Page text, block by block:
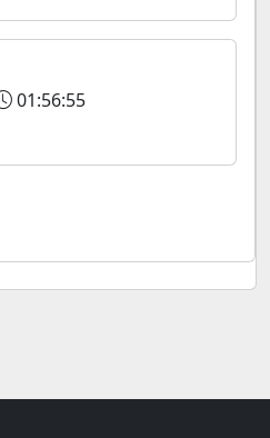
01:56:55